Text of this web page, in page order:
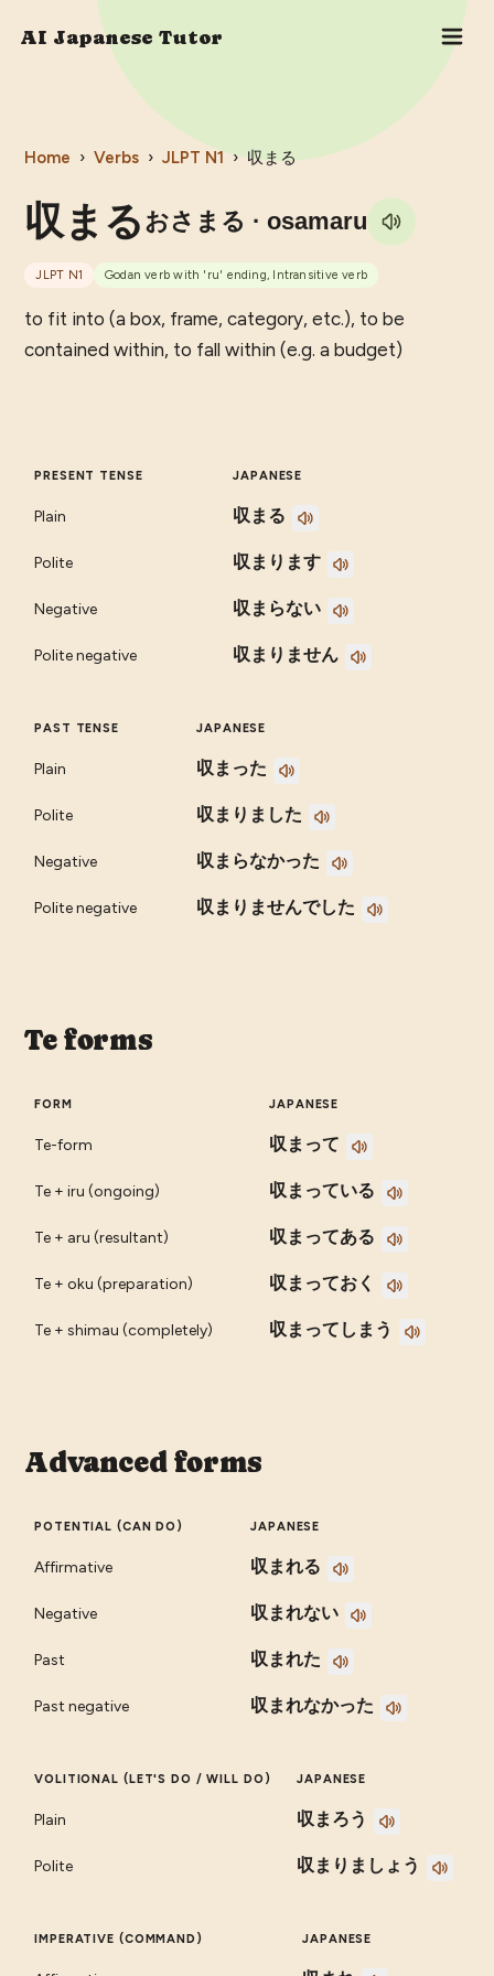
AI Japanese Tutor
Home › Verbs › JLPT N1 › 収まる
収まる おさまる · osamaru
JLPT N1 Godan verb with 'ru' ending, Intransitive verb
to fit into (a box, frame, category, etc.), to be
contained within, to fall within (e.g. a budget)
PRESENT TENSE JAPANESE
Plain 収まる
Polite 収まります
Negative 収まらない
Polite negative 収まりません
PAST TENSE JAPANESE
Plain 収まった
Polite 収まりました
Negative 収まらなかった
Polite negative 収まりませんでした
Te forms
FORM JAPANESE
Te-form 収まって
Te + iru (ongoing) 収まっている
Te + aru (resultant) 収まってある
Te + oku (preparation) 収まっておく
Te + shimau (completely) 収まってしまう
Advanced forms
POTENTIAL (CAN DO) JAPANESE
Affirmative 収まれる
Negative 収まれない
Past 収まれた
Past negative 収まれなかった
VOLITIONAL (LET'S DO / WILL DO) JAPANESE
Plain 収まろう
Polite 収まりましょう
IMPERATIVE (COMMAND) JAPANESE